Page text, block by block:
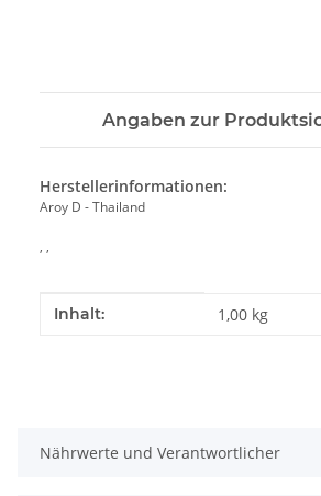
Angaben zur
Herstellerinformationen:
Aroy D - Thailand
, ,
Produkteigenschaft
Wert
Inhalt: 1,00 kg
Nährwerte und Verantwortlicher